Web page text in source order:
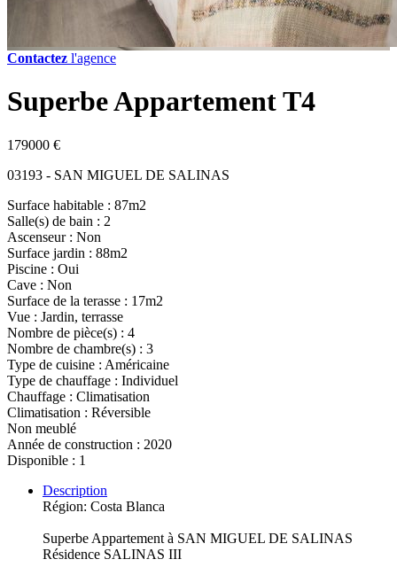
Contactez l'agence
Superbe Appartement T4
179000 €
03193 - SAN MIGUEL DE SALINAS
Surface habitable : 87m2
Salle(s) de bain : 2
Ascenseur : Non
Surface jardin : 88m2
Piscine : Oui
Cave : Non
Surface de la terasse : 17m2
Vue : Jardin, terrasse
Nombre de pièce(s) : 4
Nombre de chambre(s) : 3
Type de cuisine : Américaine
Type de chauffage : Individuel
Chauffage : Climatisation
Climatisation : Réversible
Non meublé
Année de construction : 2020
Disponible : 1
Description
Région: Costa Blanca
Superbe Appartement à SAN MIGUEL DE SALINAS
Résidence SALINAS III